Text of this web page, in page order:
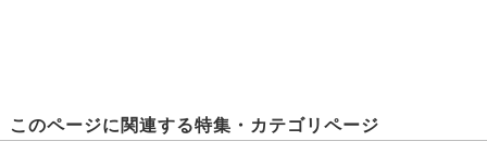
このページに関連する特集・カテゴリページ